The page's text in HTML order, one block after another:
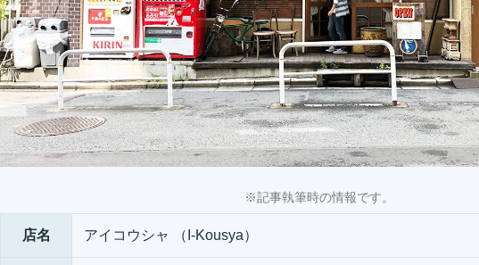
※記事執筆時の情報です。
店名 アイコウシャ （I-Kousya）